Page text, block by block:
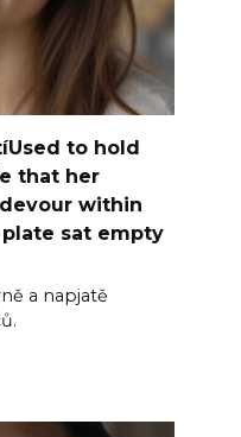
to hold
that her
within
sat empty
a napjatě